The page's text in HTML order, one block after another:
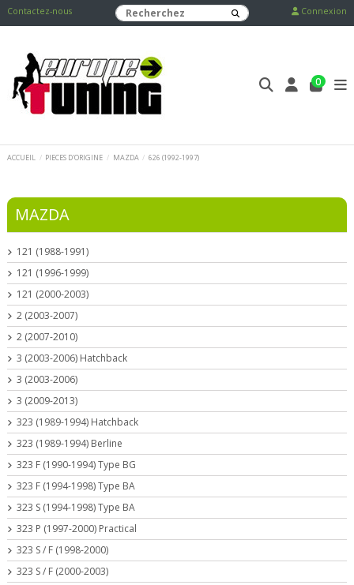
Contactez-nous Connexion
0
ACCUEIL PIECES D'ORIGINE MAZDA 626 (1992-1997)
MAZDA
121 (1988-1991)
121 (1996-1999)
121 (2000-2003)
2 (2003-2007)
2 (2007-2010)
3 (2003-2006) Hatchback
3 (2003-2006)
3 (2009-2013)
323 (1989-1994) Hatchback
323 (1989-1994) Berline
323 F (1990-1994) Type BG
323 F (1994-1998) Type BA
323 S (1994-1998) Type BA
323 P (1997-2000) Practical
323 S / F (1998-2000)
323 S / F (2000-2003)